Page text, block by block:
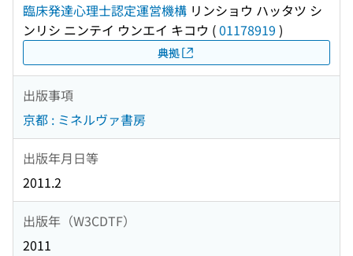
臨床発達心理士認定運営機構 リンショウ ハッタツ シ
ンリシ ニンテイ ウンエイ キコウ (01178919 )
典拠
出版事項
京都 : ミネルヴァ書房
出版年月日等
2011.2
出版年（W3CDTF）
2011